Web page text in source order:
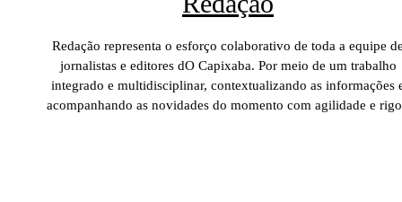
Redação representa o esforço colaborativo de toda a equipe
jornalistas e editores dO Capixaba. Por meio de um trabalho
integrado e multidisciplinar, contextualizando as informações
acompanhando as novidades do momento com agilidade e